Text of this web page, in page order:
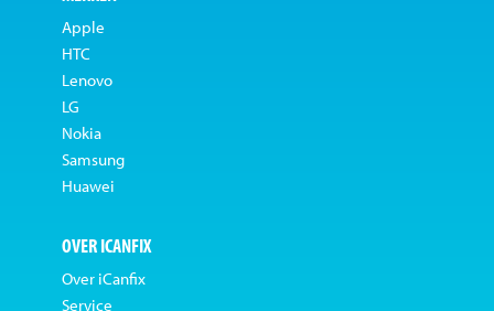
Apple
HTC
Lenovo
LG
Nokia
Samsung
Huawei
OVER ICANFIX
Over iCanfix
Service